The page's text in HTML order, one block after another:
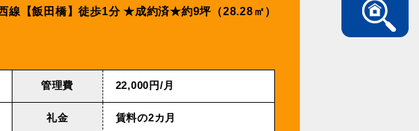
【飯田橋】徒歩1分 ★成約済★約9坪（28.28㎡）
管理費 22,000円/⽉
礼金 賃料の2カ月